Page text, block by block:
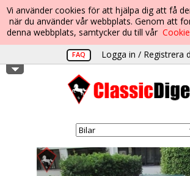
Vi använder cookies för att hjälpa dig att få
när du använder vår webbplats. Genom att
denna webbplats, samtycker du till vår
FAQ Logga in / Registrera